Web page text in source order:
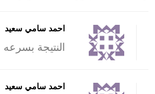
احمد سامي سعيد
النتيجة بسرعه
احمد سامي سعيد